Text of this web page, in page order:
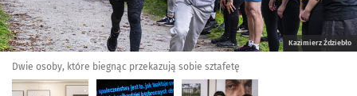
Kazimierz Ździebło
Dwie osoby, które biegnąc przekazują sobie sztafetę